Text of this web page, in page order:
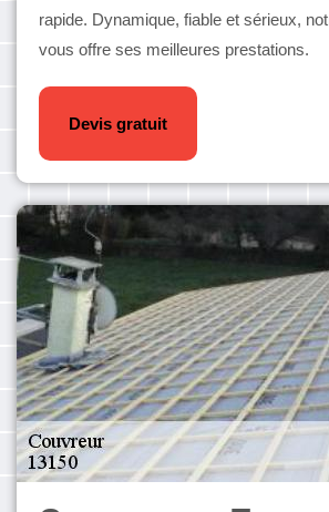
rapide. Dynamique, fiable et sérieux,
vous offre ses meilleures prestations.
Devis gratuit